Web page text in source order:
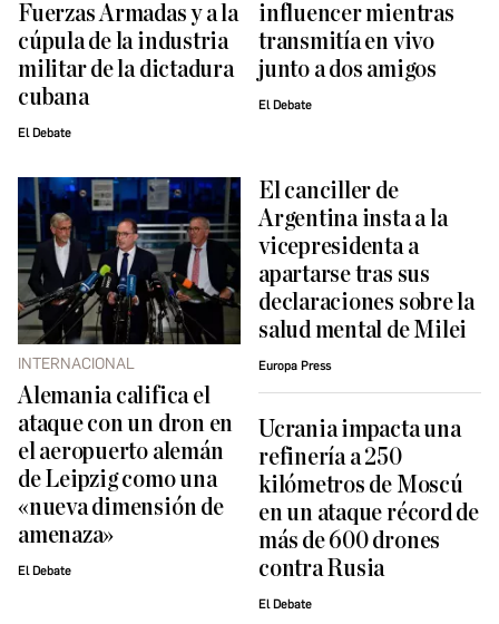
Fuerzas Armadas y a la
cúpula de la industria
militar de la dictadura
cubana
El Debate
influencer mientras
transmitía en vivo
junto a dos amigos
El Debate
INTERNACIONAL
Alemania califica el
ataque con un dron en
el aeropuerto alemán
de Leipzig como una
«nueva dimensión de
amenaza»
El Debate
El canciller de
Argentina insta a la
vicepresidenta a
apartarse tras sus
declaraciones sobre la
salud mental de Milei
Europa Press
Ucrania impacta una
refinería a 250
kilómetros de Moscú
en un ataque récord de
más de 600 drones
contra Rusia
El Debate